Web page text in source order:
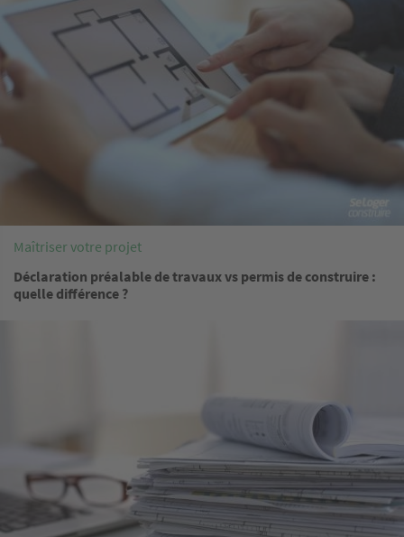
Maîtriser votre projet
Déclaration préalable de travaux vs permis de construire :
quelle différence ?